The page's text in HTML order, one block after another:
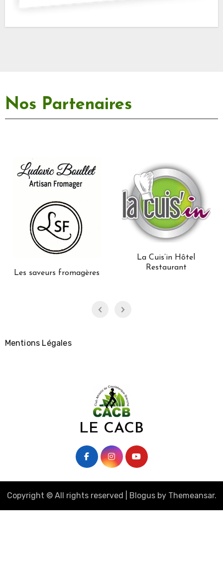
Nos Partenaires
Les saveurs fromagères
La Cuis’in Hôtel
Restaurant
Mentions Légales
LE CACB
Copyright © All rights reserved Blogusby Themeansar.